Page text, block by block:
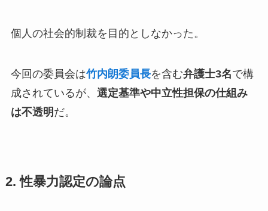
個人の社会的制裁を目的としなかった。
今回の委員会は竹内朗委員長を含む弁護士3名で構
成されているが、 選定基準や中立性担保の仕組み
は不透明 だ。
2. 性暴力認定の論点